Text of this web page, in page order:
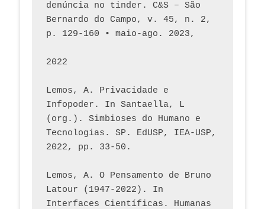
denúncia no tinder. C&S – São
Bernardo do Campo, v. 45, n. 2,
p. 129-160 • maio-ago. 2023,
2022
Lemos, A. Privacidade e
Infopoder. In Santaella, L
(org.). Simbioses do Humano e
Tecnologias. SP. EdUSP, IEA-USP,
2022, pp. 33-50.
Lemos, A. O Pensamento de Bruno
Latour (1947-2022). In
Interfaces Científicas. Humanas